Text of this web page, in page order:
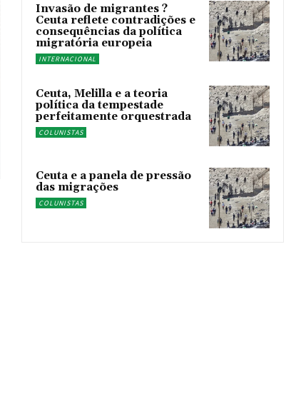
Invasão de migrantes ?
Ceuta reflete contradições e
consequências da política
migratória europeia
INTERNACIONAL
Ceuta, Melilla e a teoria
política da tempestade
perfeitamente orquestrada
COLUNISTAS
Ceuta e a panela de pressão
das migrações
COLUNISTAS